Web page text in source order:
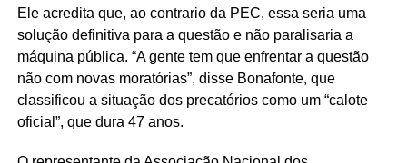
Ele acredita que, ao contrario da PEC, essa seria uma
solução definitiva para a questão e não paralisaria a
máquina pública. “A gente tem que enfrentar a questão
não com novas moratórias”, disse Bonafonte, que
classificou a situação dos precatórios como um “calote
oficial”, que dura 47 anos.